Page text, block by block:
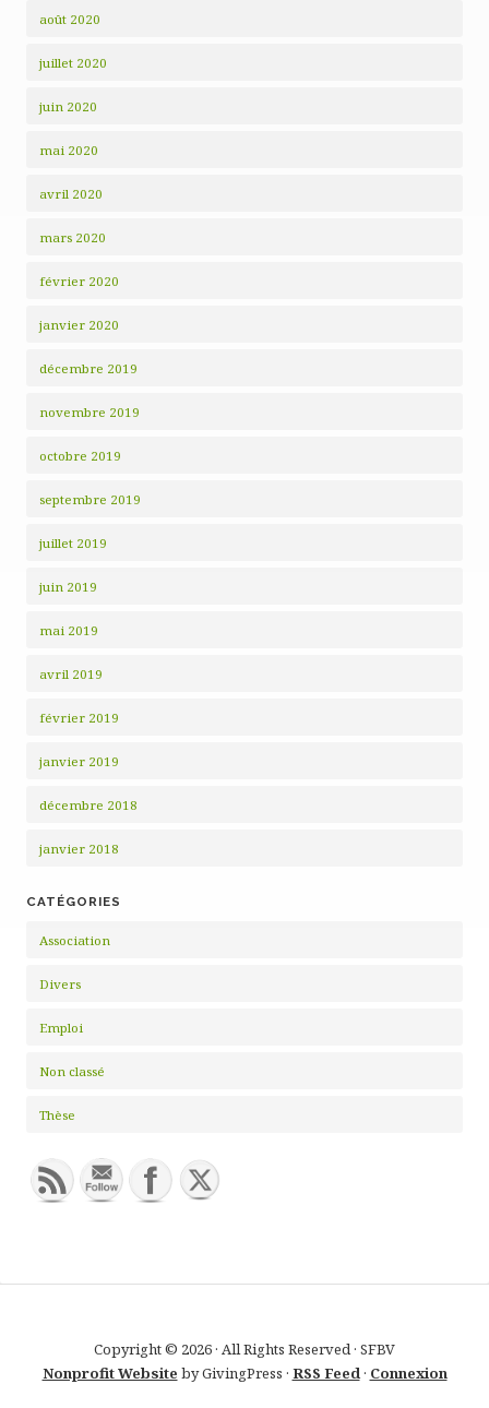
août 2020
juillet 2020
juin 2020
mai 2020
avril 2020
mars 2020
février 2020
janvier 2020
décembre 2019
novembre 2019
octobre 2019
septembre 2019
juillet 2019
juin 2019
mai 2019
avril 2019
février 2019
janvier 2019
décembre 2018
janvier 2018
CATÉGORIES
Association
Divers
Emploi
Non classé
Thèse
Copyright © 2026 · All Rights Reserved · SFBV
Nonprofit Website by GivingPress · RSS Feed· Connexion